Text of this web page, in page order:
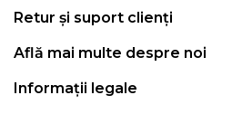
Retur și suport clienți
Află mai multe despre noi
Informații legale